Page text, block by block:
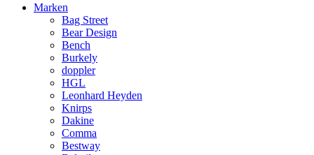
Marken
Bag Street
Bear Design
Bench
Burkely
doppler
HGL
Leonhard Heyden
Knirps
Dakine
Comma
Bestway